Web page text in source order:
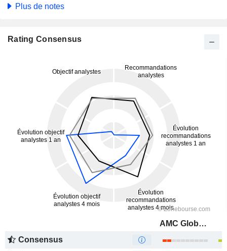
Plus de notes
Rating Consensus
AMC Global Media Inc.
Consensus